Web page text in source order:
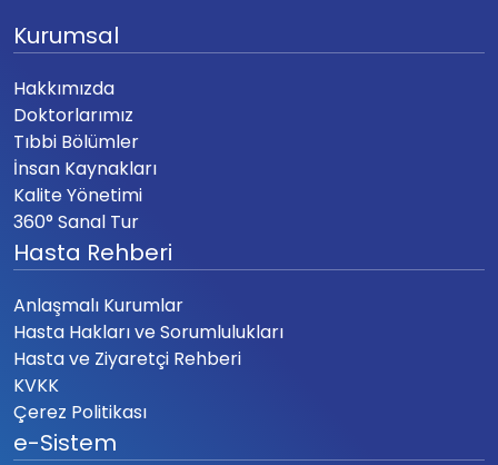
Kurumsal
Hakkımızda
Doktorlarımız
Tıbbi Bölümler
İnsan Kaynakları
Kalite Yönetimi
360° Sanal Tur
Hasta Rehberi
Anlaşmalı Kurumlar
Hasta Hakları ve Sorumlulukları
Hasta ve Ziyaretçi Rehberi
KVKK
Çerez Politikası
e-Sistem